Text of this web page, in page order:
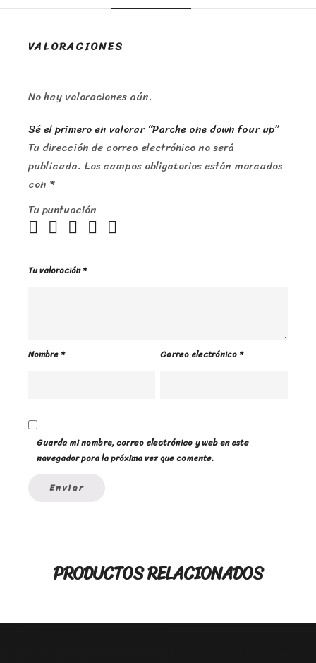
VALORACIONES
No hay valoraciones aún.
Sé el primero en valorar “Parche one down four up”
Tu dirección de correo electrónico no será
publicada. Los campos obligatorios están marcados
con *
Tu puntuación
Tu valoración*
Nombre* Correo electrónico*
Guarda mi nombre, correo electrónico y web en este
navegador para la próxima vez que comente.
PRODUCTOS RELACIONADOS